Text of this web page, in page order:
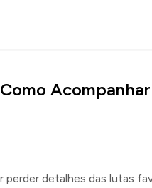
detalhes das lutas